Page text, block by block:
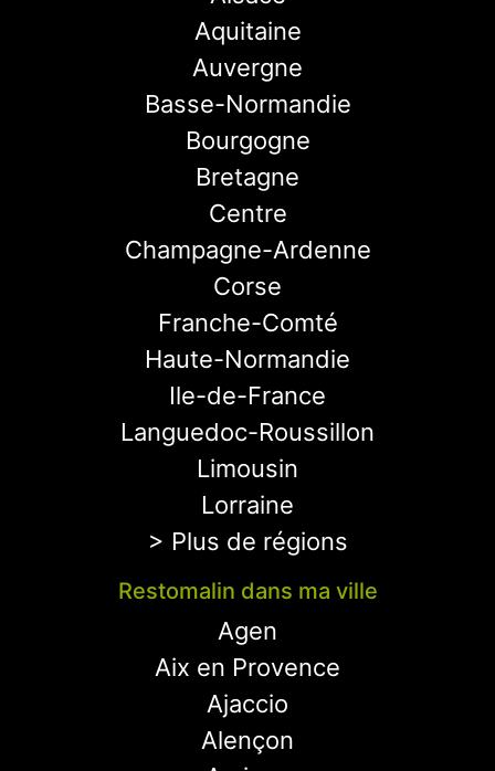
Aquitaine
Auvergne
Basse-Normandie
Bourgogne
Bretagne
Centre
Champagne-Ardenne
Corse
Franche-Comté
Haute-Normandie
Ile-de-France
Languedoc-Roussillon
Limousin
Lorraine
> Plus de régions
Restomalin dans ma ville
Agen
Aix en Provence
Ajaccio
Alençon